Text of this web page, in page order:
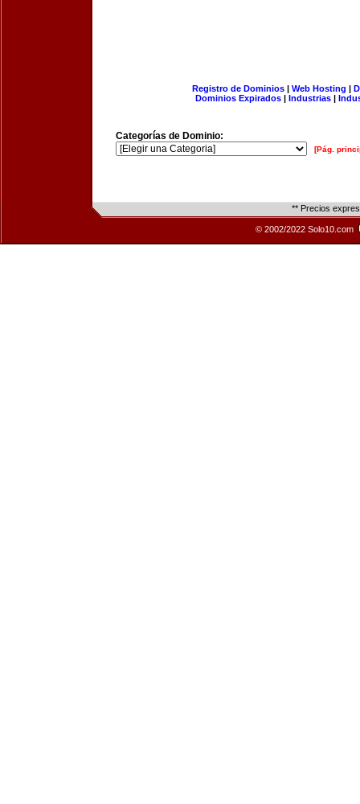
Registro de Dominios| Web Hosting |
Dominios Expirados | Industrias |
Categorías de Dominio:
[Pág.
** Precios
© 2002/2022 Solo10.com